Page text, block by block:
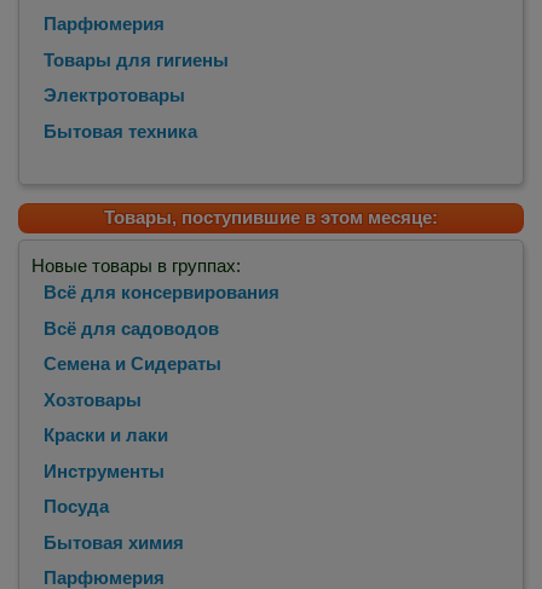
Парфюмерия
Товары для гигиены
Электротовары
Бытовая техника
Товары, поступившие в этом месяце:
Новые товары в группах:
Всё для консервирования
Всё для садоводов
Семена и Сидераты
Хозтовары
Краски и лаки
Инструменты
Посуда
Бытовая химия
Парфюмерия